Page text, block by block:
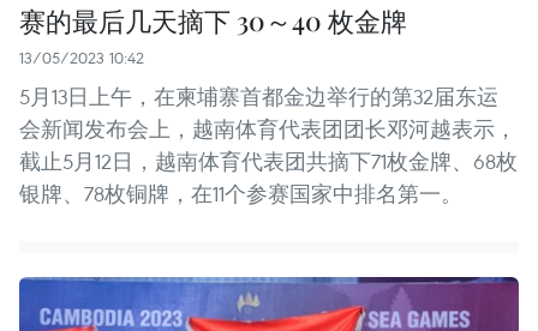
赛的最后几天摘下 30～40 枚金牌
13/05/2023 10:42
5月13日上午，在柬埔寨首都金边举行的第32届东运
会新闻发布会上，越南体育代表团团长邓河越表示，
截止5月12日，越南体育代表团共摘下71枚金牌、68枚
银牌、78枚铜牌，在11个参赛国家中排名第一。